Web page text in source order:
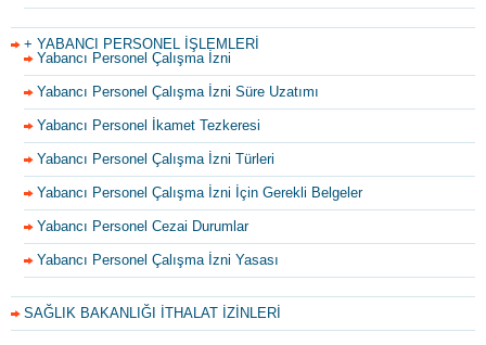
+ YABANCI PERSONEL İŞLEMLERİ
Yabancı Personel Çalışma İzni
Yabancı Personel Çalışma İzni Süre Uzatımı
Yabancı Personel İkamet Tezkeresi
Yabancı Personel Çalışma İzni Türleri
Yabancı Personel Çalışma İzni İçin Gerekli Belgeler
Yabancı Personel Cezai Durumlar
Yabancı Personel Çalışma İzni Yasası
SAĞLIK BAKANLIĞI İTHALAT İZİNLERİ